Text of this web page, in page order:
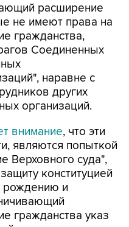
расширение
не имеют права на
гражданства,
Соединенных
наравне с
других
организаций.
внимание, что эти
являются попыткой
Верховного суда",
конституцией
рождению и
гражданства указ